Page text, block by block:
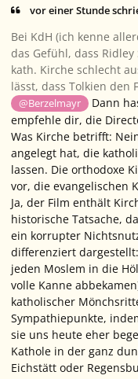
vor einer Stunde
Bei KdH (ich kenne
das Gefühl, dass
kath. Kirche schlecht
lässt, dass Tolkien den
@Berzelmayr
Dann
empfehle dir, die
Was Kirche betrifft:
angelegt hat, die
lassen. Die orthodoxe
vor, die evangelischen
Ja, der Film enthält
historische Tatsache,
ein korrupter
differenziert
jeden Moslem in die
volle Kanne
katholischer
Sympathiepunkte,
sie uns heute eher
Kathole in der ganz
Eichstätt oder